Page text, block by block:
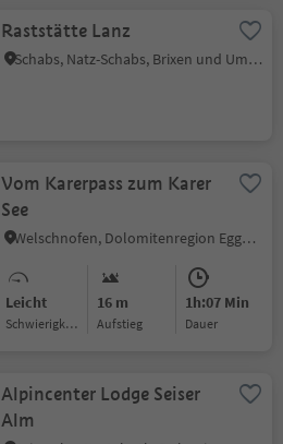
Raststätte Lanz
Schabs, Natz-Schabs, Brixen und Umgebung
Vom Karerpass zum Karer
See
Welschnofen, Dolomitenregion Eggental
Leicht
Schwierigkeitsgrad
16 m
Aufstieg
1h:07 Min
Dauer
Alpincenter Lodge Seiser
Alm